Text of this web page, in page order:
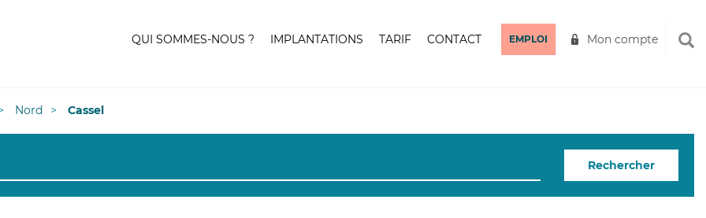
QUI SOMMES-NOUS ? IMPLANTATIONS TARIF CONTACT EMPLOI Mon compte
Nord Cassel
Rechercher